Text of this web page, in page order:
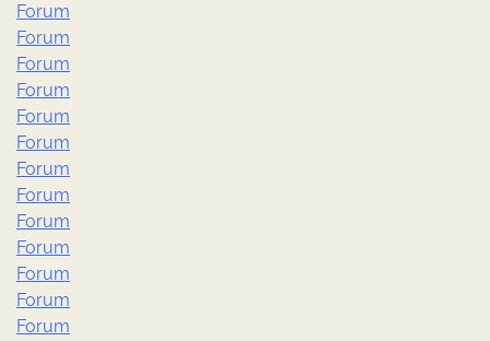
Forum
Forum
Forum
Forum
Forum
Forum
Forum
Forum
Forum
Forum
Forum
Forum
Forum